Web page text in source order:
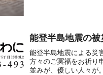
能登半島地震の
能登半島地震による災
方々のご冥福をお祈り
並みが、優しい人々が